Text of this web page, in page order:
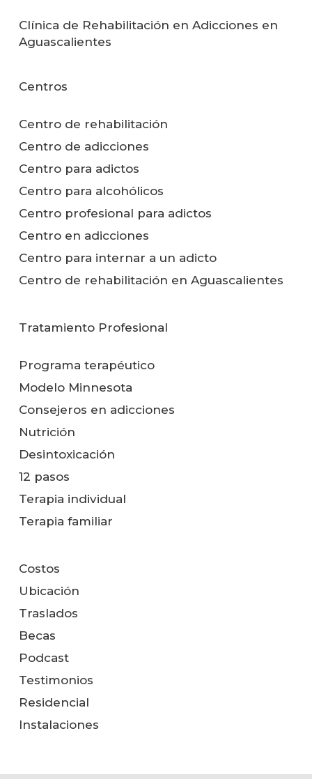
Clínica de Rehabilitación en Adicciones en
Aguascalientes
Centros
Centro de rehabilitación
Centro de adicciones
Centro para adictos
Centro para alcohólicos
Centro profesional para adictos
Centro en adicciones
Centro para internar a un adicto
Centro de rehabilitación en Aguascalientes
Tratamiento Profesional
Programa terapéutico
Modelo Minnesota
Consejeros en adicciones
Nutrición
Desintoxicación
12 pasos
Terapia individual
Terapia familiar
Costos
Ubicación
Traslados
Becas
Podcast
Testimonios
Residencial
Instalaciones